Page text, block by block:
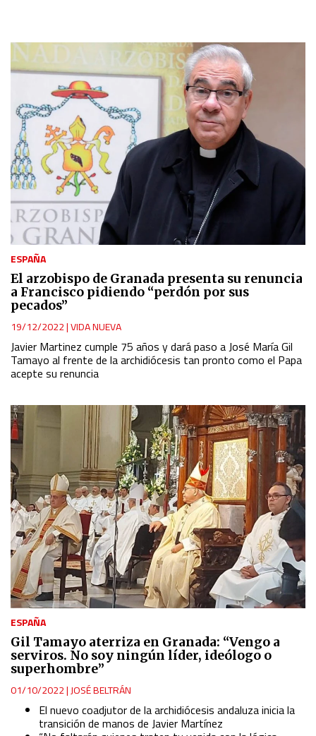
ESPAÑA
El arzobispo de Granada presenta su renuncia
a Francisco pidiendo “perdón por sus
pecados”
19/12/2022|VIDA NUEVA
Javier Martinez cumple 75 años y dará paso a José María Gil
Tamayo al frente de la archidiócesis tan pronto como el Papa
acepte su renuncia
ESPAÑA
Gil Tamayo aterriza en Granada: “Vengo a
serviros. No soy ningún líder, ideólogo o
superhombre”
01/10/2022| JOSÉ BELTRÁN
El nuevo coadjutor de la archidiócesis andaluza inicia la
transición de manos de Javier Martínez